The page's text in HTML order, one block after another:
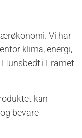
Vi har
klima, energi,
i Eramet
kan
bevare